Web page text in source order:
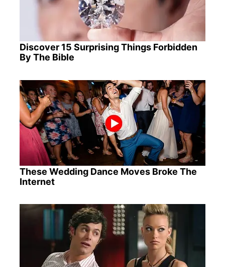
Discover 15 Surprising Things Forbidden
By The Bible
These Wedding Dance Moves Broke The
Internet